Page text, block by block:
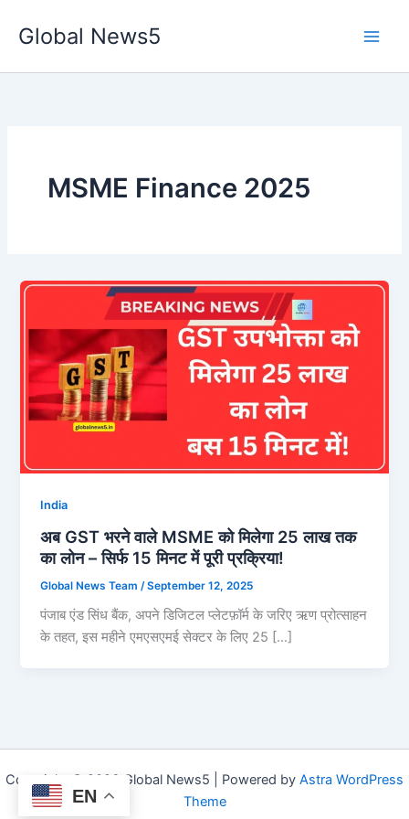
Global News5
MSME Finance 2025
India
अब GST भरने वाले MSME को मिलेगा 25 लाख तक
का लोन – सिर्फ 15 मिनट में पूरी प्रक्रिया!
Global News Team /September 12, 2025
पंजाब एंड सिंध बैंक, अपने डिजिटल प्लेटफ़ॉर्म के जरिए ऋण प्रोत्साहन
के तहत, इस महीने एमएसएमई सेक्टर के लिए 25 […]
Copyright © 2026 Global News5 | Powered by Astra WordPress
Theme
EN